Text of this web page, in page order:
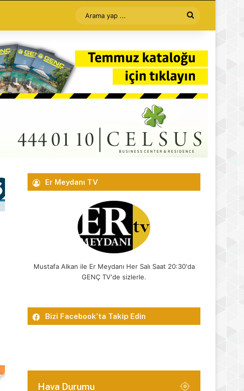
Arama
yap
...
Er Meydanı TV
Mustafa Alkan ile Er Meydanı Her Salı Saat 20:30'da
GENÇ TV'de sizlerle.
Bizi Facebook’ta Takip Edin
Hava Durumu